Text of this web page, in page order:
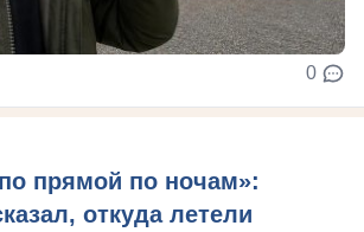
0
прямой по ночам»:
откуда летели